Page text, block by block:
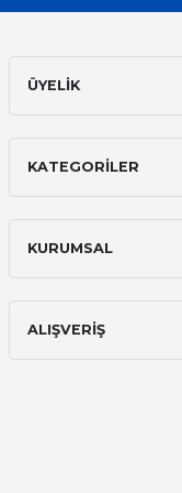
ÜYELİK
KATEGORİLER
KURUMSAL
ALIŞVERİŞ